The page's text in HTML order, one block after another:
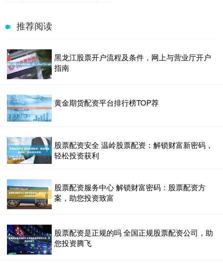
推荐阅读
黑龙江股票开户流程及条件，网上与营业厅开户
指南
黄金期货配资平台排行榜TOP荐
股票配资安全 温岭股票配资：解锁财富新密码，
轻松投资获利
股票配资服务中心 解锁财富密码：股票配资方
案，助您投资致富
股票配资是正规的吗 全国正规股票配资公司，助
您投资腾飞